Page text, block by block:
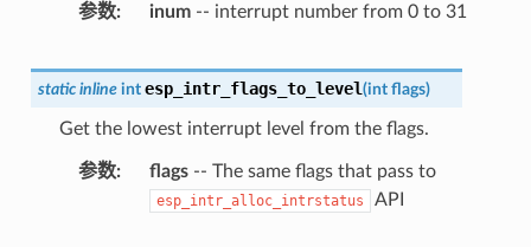
参数 inum-- interrupt number from 0 to 31
static inline int esp_intr_flags_to_level(int flags)
Get the lowest interrupt level from the flags.
参数 flags-- The same flags that pass to
esp_intr_alloc_intrstatus API